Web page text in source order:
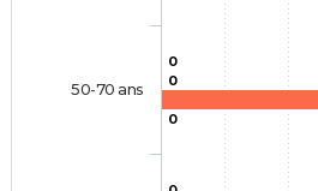
0
0
0
50-70 ans